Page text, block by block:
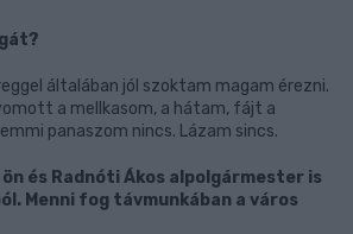
általában jól szoktam magam érezni.
a mellkasom, a hátam, fájt a
panaszom nincs. Lázam sincs.
és Radnóti Ákos alpolgármester is
Menni fog távmunkában a város